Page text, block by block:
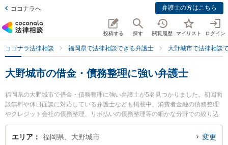
ココナラへ 弁護士の方はこちら
投稿する 探す 閲覧履歴 マイリスト ログイン
ココナラ法律相談 福岡県で法律相談できる弁護士 大野城市で法律相談
大野城市の借金・債務整理に強い弁護士
福岡県の大野城市で借金・債務整理に強い弁護士が5名見つかりました。初回面
談無料や休日面談に対応している弁護士なども掲載中。消費者金融の債務整理
やクレジット会社の債務整理、リボ払いの債務整理等の細かな分野での絞り込
み検索もでき便利です。特にさちかぜ法律事務所の中島 徹信弁護士やなかのき
みよし法律事務所の中野 公義弁護士、みかさの森法律事務所の森 淳弁護士のプ
エリア 福岡県、大野城市 変更